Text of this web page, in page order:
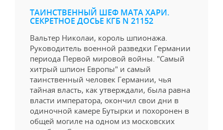
ТАИНСТВЕННЫЙ ШЕФ МАТА ХАРИ.
СЕКРЕТНОЕ ДОСЬЕ КГБ N 21152
Вальтер Николаи, король шпионажа.
Руководитель военной разведки Германии
периода Первой мировой войны. "Самый
хитрый шпион Европы" и самый
таинственный человек Германии, чья
тайная власть, как утверждали, была равна
власти императора, окончил свои дни в
одиночной камере Бутырки и похоронен в
общей могиле на одном из московских